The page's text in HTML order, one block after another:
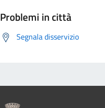
Problemi in città
Segnala disservizio